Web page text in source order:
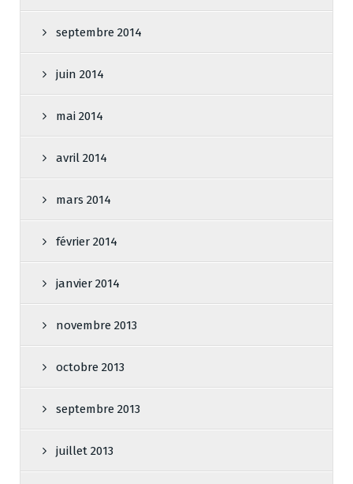
septembre 2014
juin 2014
mai 2014
avril 2014
mars 2014
février 2014
janvier 2014
novembre 2013
octobre 2013
septembre 2013
juillet 2013